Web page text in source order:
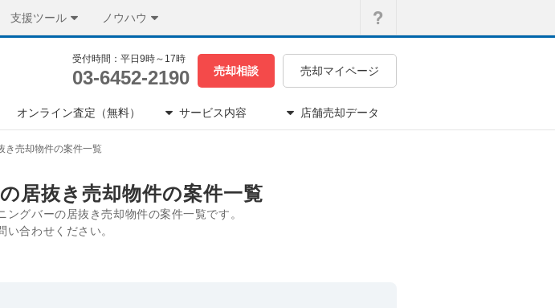
支援ツール ノウハウ
受付時間：平日9時～17時
03-6452-2190 売却相談 売却マイページ
オンライン査定（無料） サービス内容 店舗売却データ
き売却物件の案件一覧
居抜き売却物件の案件一覧
グバーの居抜き売却物件の案件一覧です。
合わせください。